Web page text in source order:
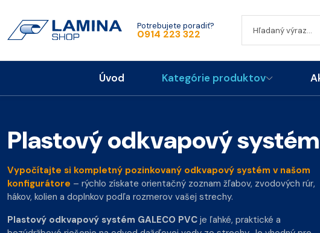
Potrebujete poradiť?
0914 223 322
Úvod Kategórie produktov
Plastový odkvapový systém
Vypočítajte si kompletný pozinkovaný odkvapový systém v našom
konfigurátore – rýchlo získate orientačný zoznam žľabov, zvodových rúr,
hákov, kolien a doplnkov podľa rozmerov vašej strechy.
Plastový odkvapový systém GALECO PVC je ľahké, praktické a